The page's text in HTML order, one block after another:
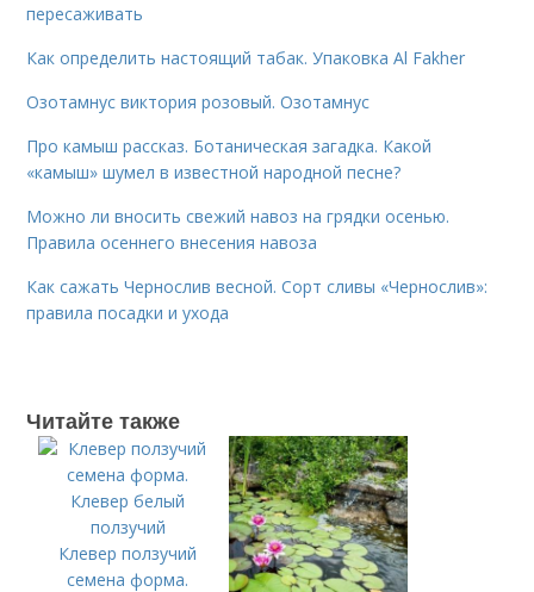
пересаживать
Как определить настоящий табак. Упаковка Al Fakher
Озотамнус виктория розовый. Озотамнус
Про камыш рассказ. Ботаническая загадка. Какой
«камыш» шумел в известной народной песне?
Можно ли вносить свежий навоз на грядки осенью.
Правила осеннего внесения навоза
Как сажать Чернослив весной. Сорт сливы «Чернослив»:
правила посадки и ухода
Читайте также
Клевер ползучий
семена форма.